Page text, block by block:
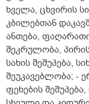
ხველა, ცხვირის
კბილებთან
ანთება,
შეკრულობა,
სახის შეშუპება,
შეუკავებლობა; -
ფეხების